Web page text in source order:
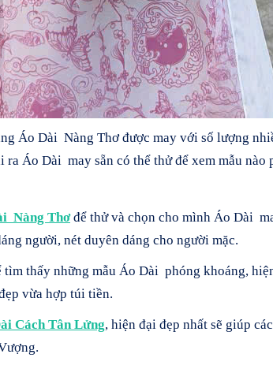
Áo Dài Nàng Thơ được may với số lượng
Áo Dài may sẵn có thể thử để xem mẫu
Nàng Thơđể thử và chọn cho mình Áo Dài
người, nét duyên dáng cho người mặc.
thấy những mẫu Áo Dài phóng khoáng,
vừa hợp túi tiền.
Cách Tân Lửng, hiện đại đẹp nhất sẽ giúp